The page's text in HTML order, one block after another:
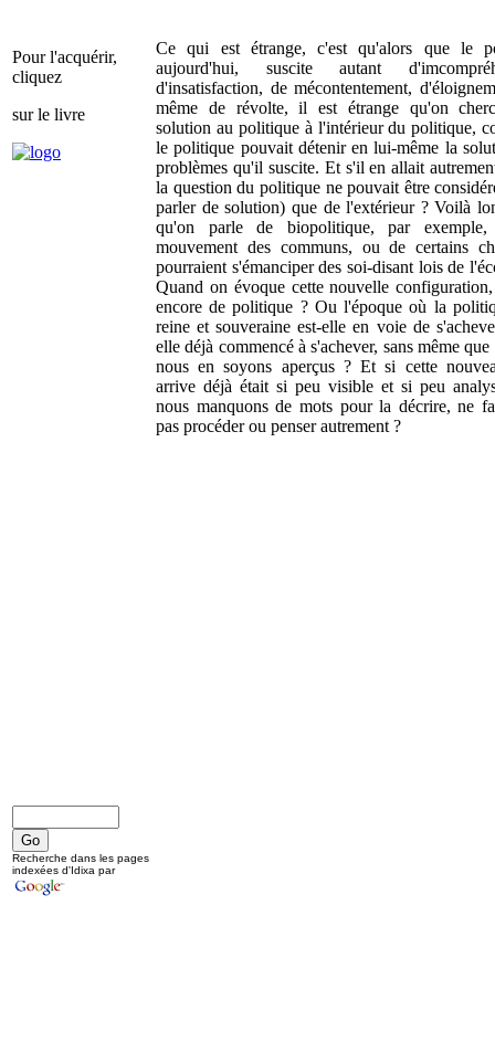
Ce qui est étrange, c'est qu'alors que le
aujourd'hui, suscite autant
d'insatisfaction, de mécontentement,
même de révolte, il est étrange qu'on
solution au politique à l'intérieur du politique,
le politique pouvait détenir en lui-même la
problèmes qu'il suscite. Et s'il en allait
la question du politique ne pouvait être
parler de solution) que de l'extérieur ? Voilà
qu'on parle de biopolitique, par
mouvement des communs, ou de certains
pourraient s'émanciper des soi-disant lois de
Quand on évoque cette nouvelle
encore de politique ? Ou l'époque où la
reine et souveraine est-elle en voie de
elle déjà commencé à s'achever, sans même que
nous en soyons aperçus ? Et si cette
arrive déjà était si peu visible et si peu
nous manquons de mots pour la décrire, ne
pas procéder ou penser autrement ?
Pour l'acquérir,
cliquez
sur le livre
Recherche dans les pages
indexées d'Idixa par